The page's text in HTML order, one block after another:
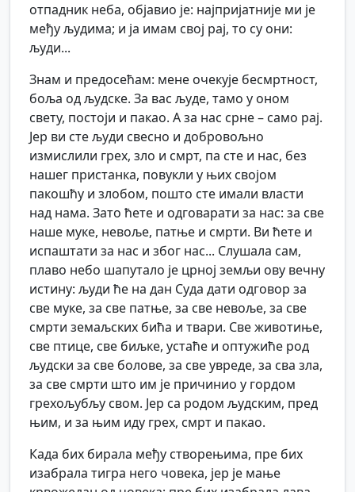
отпадник неба, објавио је: најпријатније ми је
међу људима; и ја имам свој рај, то су они:
људи...
Знам и предосећам: мене очекује бесмртност,
боља од људске. За вас људе, тамо у оном
свету, постоји и пакао. А за нас срне – само рај.
Јер ви сте људи свесно и добровољно
измислили грех, зло и смрт, па сте и нас, без
нашег пристанка, повукли у њих својом
пакошћу и злобом, пошто сте имали власти
над нама. Зато ћете и одговарати за нас: за све
наше муке, невоље, патње и смрти. Ви ћете и
испаштати за нас и због нас... Слушала сам,
плаво небо шапутало је црној земљи ову вечну
истину: људи ће на дан Суда дати одговор за
све муке, за све патње, за све невоље, за све
смрти земаљских бића и твари. Све животиње,
све птице, све биљке, устаће и оптужиће род
људски за све болове, за све увреде, за сва зла,
за све смрти што им је причинио у гордом
грехољубљу свом. Јер са родом људским, пред
њим, и за њим иду грех, смрт и пакао.
Када бих бирала међу створењима, пре бих
изабрала тигра него човека, јер је мање